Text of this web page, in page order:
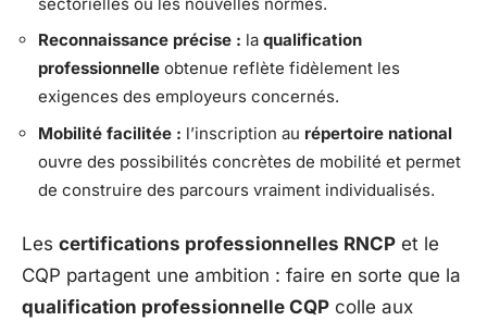
Reconnaissance précise : la qualification
professionnelle obtenue reflète fidèlement les
exigences des employeurs concernés.
Mobilité facilitée : l’inscription au répertoire national
ouvre des possibilités concrètes de mobilité et permet
de construire des parcours vraiment individualisés.
Les certifications professionnelles RNCP et le
CQP partagent une ambition : faire en sorte que la
qualification professionnelle CQP colle aux